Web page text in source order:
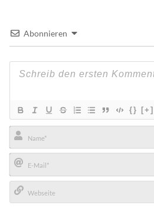
Abonnieren
{} [+]
Name*
E-
Mail*